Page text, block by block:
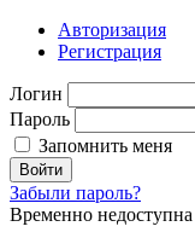
Авторизация
Регистрация
Логин
Пароль
Запомнить меня
Войти
Забыли пароль?
Временно недоступна